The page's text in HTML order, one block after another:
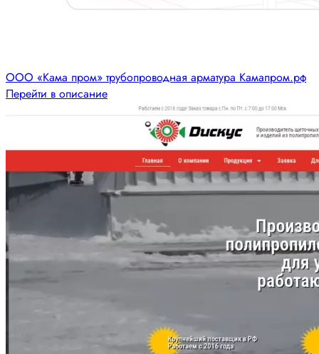
ООО «Кама пром» трубопроводная арматура Камапром.рф
Перейти в описание